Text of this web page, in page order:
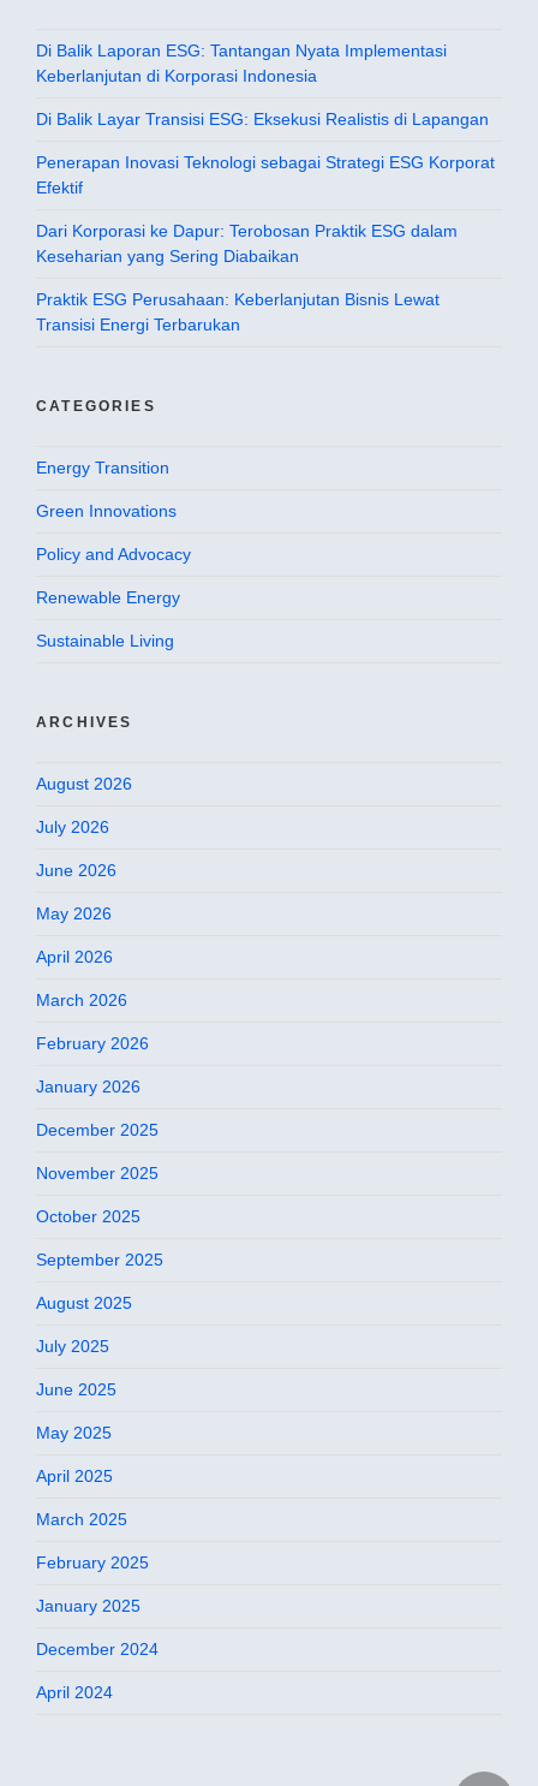
Di Balik Laporan ESG: Tantangan Nyata Implementasi
Keberlanjutan di Korporasi Indonesia
Di Balik Layar Transisi ESG: Eksekusi Realistis di Lapangan
Penerapan Inovasi Teknologi sebagai Strategi ESG Korporat
Efektif
Dari Korporasi ke Dapur: Terobosan Praktik ESG dalam
Keseharian yang Sering Diabaikan
Praktik ESG Perusahaan: Keberlanjutan Bisnis Lewat
Transisi Energi Terbarukan
CATEGORIES
Energy Transition
Green Innovations
Policy and Advocacy
Renewable Energy
Sustainable Living
ARCHIVES
August 2026
July 2026
June 2026
May 2026
April 2026
March 2026
February 2026
January 2026
December 2025
November 2025
October 2025
September 2025
August 2025
July 2025
June 2025
May 2025
April 2025
March 2025
February 2025
January 2025
December 2024
April 2024